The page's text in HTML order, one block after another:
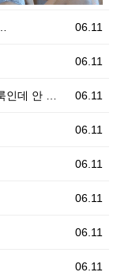
06.11
06.11
06.11
인데 안 …
06.11
06.11
06.11
06.11
06.11